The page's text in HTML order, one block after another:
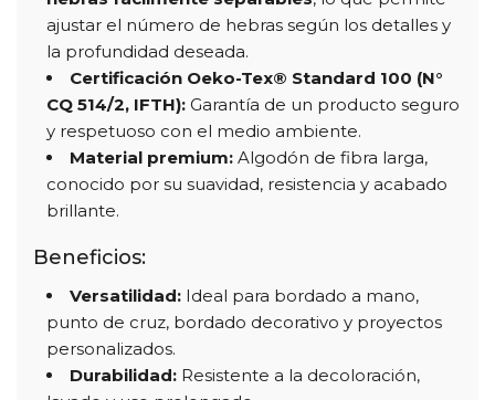
ajustar el número de hebras según los detalles y
la profundidad deseada.
Certificación Oeko-Tex® Standard 100 (N°
CQ 514/2, IFTH): Garantía de un producto seguro
y respetuoso con el medio ambiente.
Material premium: Algodón de fibra larga,
conocido por su suavidad, resistencia y acabado
brillante.
Beneficios:
Versatilidad: Ideal para bordado a mano,
punto de cruz, bordado decorativo y proyectos
personalizados.
Durabilidad: Resistente a la decoloración,